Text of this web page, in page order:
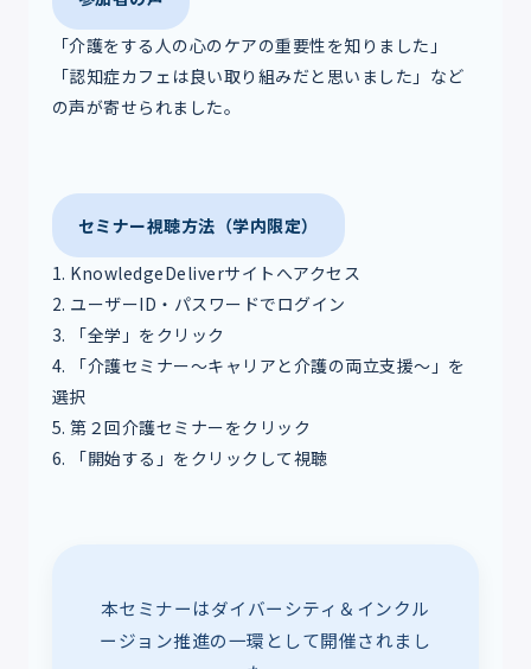
「介護をする人の心のケアの重要性を知りました」
「認知症カフェは良い取り組みだと思いました」など
の声が寄せられました。
セミナー視聴方法（学内限定）
1. KnowledgeDeliverサイトへアクセス
2. ユーザーID・パスワードでログイン
3. 「全学」をクリック
4. 「介護セミナー～キャリアと介護の両立支援～」を
選択
5. 第２回介護セミナーをクリック
6. 「開始する」をクリックして視聴
本セミナーはダイバーシティ＆インクル
ージョン推進の一環として開催されまし